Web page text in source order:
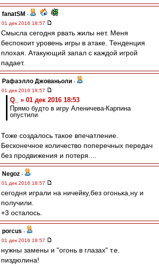
fanatSM -
01 дек 2016 18:57
Смысла сегодня рвать жилы нет. Меня
беспокоит уровень игры в атаке. Тенденция
плохая. Атакующий запал с каждой игрой
падает.
Рафаэлло Джованьоли -
01 дек 2016 18:57
Q_ » 01 дек 2016 18:53
Прямо будто в игру Аленичева-Карпина
опустили
Тоже создалось такое впечатление.
Бесконечное количество поперечных передач
без продвижения и потеря....
Negoz -
01 дек 2016 18:57
сегодня играли на ничейку,без огонька,ну и
получили.
+3 осталось.
porcus -
01 дек 2016 18:57
нужны замены и "огонь в глазах" т.е.
пиздюлина!